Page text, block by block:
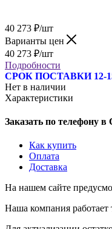
40 273 ₽/шт
Варианты цен
40 273 ₽/шт
Подробности
СРОК ПОСТАВКИ 12-
Нет в наличии
Характеристики
Заказать по телефону в
Как купить
Оплата
Доставка
На нашем сайте
Наша компания работает